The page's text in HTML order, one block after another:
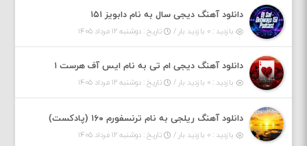
دانلود آهنگ دیجی سال به نام دابویز ۱۵۱
بازدید : ۰ بازدید بار / تاریخ : دوشنبه ۱۲ مرداد ۱۴۰۵
دانلود آهنگ دیجی ام تی به نام ایس آف هرست ۱
بازدید : ۰ بازدید بار / تاریخ : دوشنبه ۱۲ مرداد ۱۴۰۵
دانلود آهنگ ریلجی به نام ترنسفورم ۱۶۰ (پادکست)
بازدید : ۰ بازدید بار / تاریخ : دوشنبه ۱۲ مرداد ۱۴۰۵